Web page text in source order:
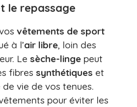
le repassage
vêtements de sport
à l’air libre, loin des
Le sèche-linge peut
fibres synthétiques et
vie de vos tenues.
pour éviter les